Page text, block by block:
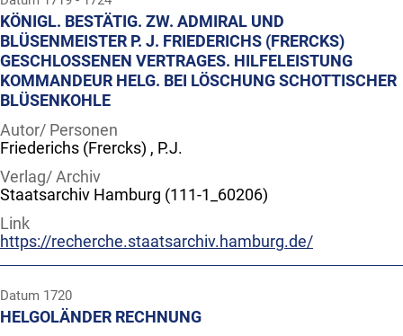
KÖNIGL. BESTÄTIG. ZW. ADMIRAL UND
BLÜSENMEISTER P. J. FRIEDERICHS (FRERCKS)
GESCHLOSSENEN VERTRAGES. HILFELEISTUNG
KOMMANDEUR HELG. BEI LÖSCHUNG SCHOTTISCHER
BLÜSENKOHLE
Autor/ Personen
Friederichs (Frercks) , P.J.
Verlag/ Archiv
Staatsarchiv Hamburg (111-1_60206)
Link
https://recherche.staatsarchiv.hamburg.de/
Datum 1720
HELGOLÄNDER RECHNUNG